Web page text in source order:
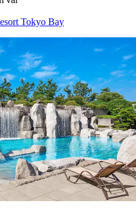
Tokyo Bay